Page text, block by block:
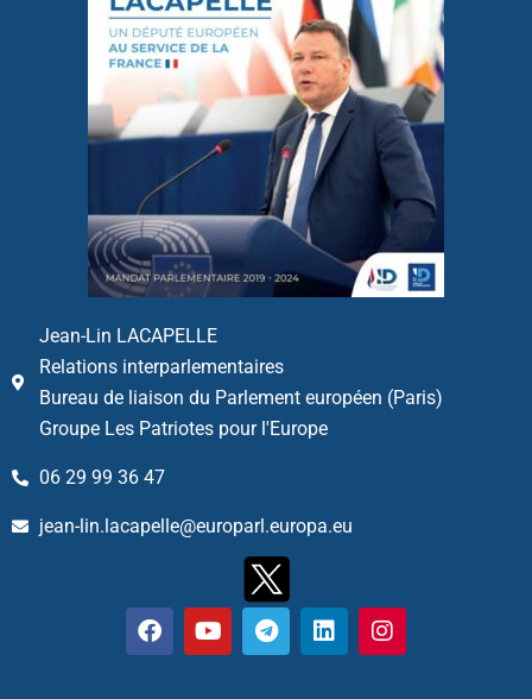
Jean-Lin LACAPELLE
Relations interparlementaires
Bureau de liaison du Parlement européen (Paris)
Groupe Les Patriotes pour l'Europe
06 29 99 36 47
jean-lin.lacapelle@europarl.europa.eu